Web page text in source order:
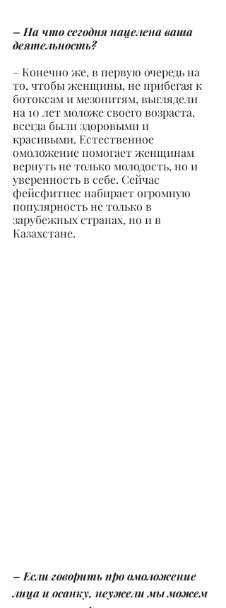
– На что сегодня нацелена ваша
деятельность?
– Конечно же, в первую очередь на
то, чтобы женщины, не прибегая к
ботоксам и мезонитям, выглядели
на 10 лет моложе своего возраста,
всегда были здоровыми и
красивыми. Естественное
омоложение помогает женщинам
вернуть не только молодость, но и
уверенность в себе. Сейчас
фейсфитнес набирает огромную
популярность не только в
зарубежных странах, но и в
Казахстане.
– Если говорить про омоложение
лица и осанку, неужели мы можем